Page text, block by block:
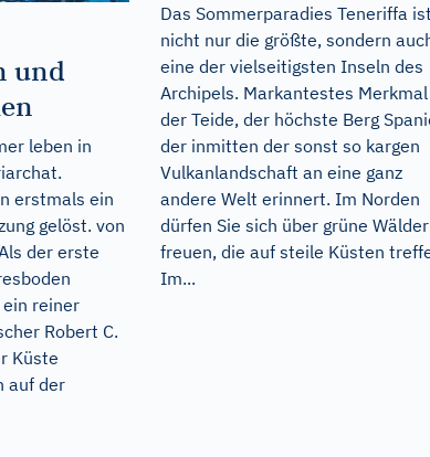
und
leben in
erstmals ein
gelöst. von
der erste
reiner
Robert C.
Küste
auf der
Das Sommerparadies Teneriffa ist
nicht nur die größte, sondern
eine der vielseitigsten Inseln des
Archipels. Markantestes
der Teide, der höchste Berg
der inmitten der sonst so kargen
Vulkanlandschaft an eine ganz
andere Welt erinnert. Im Norden
dürfen Sie sich über grüne Wälder
freuen, die auf steile Küsten
Im...